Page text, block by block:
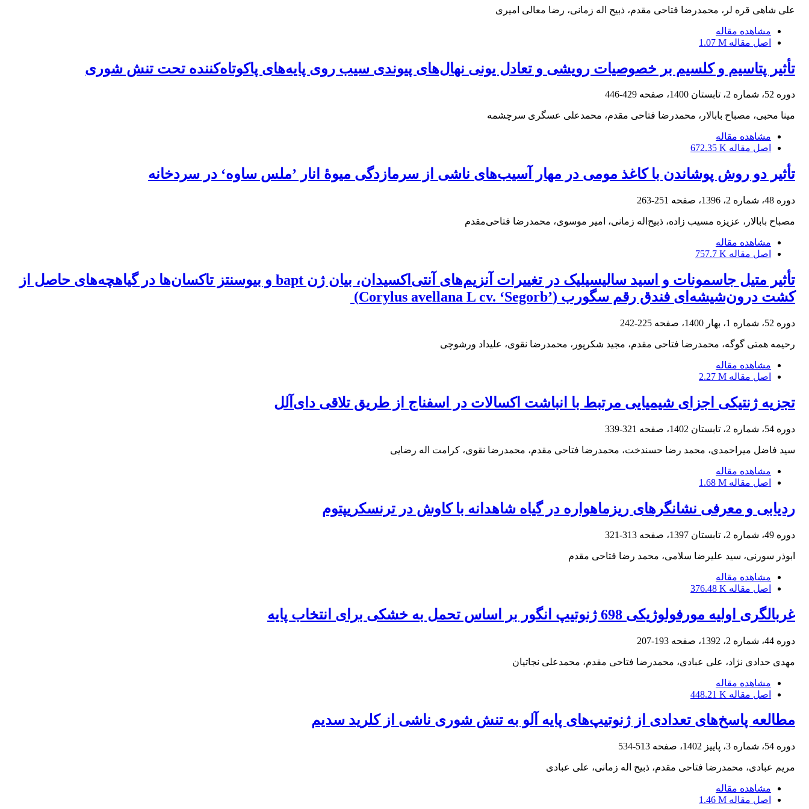
علی شاهی قره لر، محمدرضا فتاحی مقدم، ذبیح اله زمانی، رضا معالی امیری
مشاهده مقاله
اصل مقاله 1.07 M
تأثیر پتاسیم و کلسیم بر خصوصیات رویشی و تعادل یونی نهال‌های‌ پیوندی سیب روی پایه‌های ‏پاکوتاه‌کننده تحت تنش شوری
دوره 52، شماره 2، تابستان 1400، صفحه 429-446
مینا محبی، مصباح بابالار، محمدرضا فتاحی مقدم، محمدعلی عسگری سرچشمه
مشاهده مقاله
اصل مقاله 672.35 K
تأثیر دو روش پوشاندن با کاغذ مومی در مهار آسیب‌های ناشی از سرمازدگی میوۀ انار ’ملس ساوه‘ در سردخانه
دوره 48، شماره 2، 1396، صفحه 251-263
مصباح بابالار، عزیزه مسیب زاده، ذبیح‌اله زمانی، امیر موسوی، محمدرضا فتاحی‌مقدم
مشاهده مقاله
اصل مقاله 757.7 K
تأثیر متیل جاسمونات و اسید سالیسیلیک در تغییرات آنزیم‌های آنتی‌اکسیدان، بیان ژن ‏bapt‏ و بیوسنتز ‏تاکسان‌ها در گیاهچه‌های حاصل از
کشت درون‌شیشه‌ای فندق رقم سگورب ‏‏(‏Corylus avellana L cv. ‘Segorb’‎‏) ‏
دوره 52، شماره 1، بهار 1400، صفحه 225-242
رحیمه همتی گوگه، محمدرضا فتاحی مقدم، مجید شکرپور، محمدرضا نقوی، علیداد ورشوچی
مشاهده مقاله
اصل مقاله 2.27 M
تجزیه ژنتیکی اجزای شیمیایی مرتبط با انباشت اکسالات در اسفناج از طریق تلاقی‌ دای‌آلل
دوره 54، شماره 2، تابستان 1402، صفحه 321-339
سید فاضل میراحمدی، محمد رضا حسندخت، محمدرضا فتاحی مقدم، محمدرضا نقوی، کرامت اله رضایی
مشاهده مقاله
اصل مقاله 1.68 M
ردیابی و معرفی نشانگرهای ریزماهواره در گیاه شاهدانه با کاوش در ترنسکریپتوم
دوره 49، شماره 2، تابستان 1397، صفحه 313-321
ابوذر سورنی، سید علیرضا سلامی، محمد رضا فتاحی مقدم
مشاهده مقاله
اصل مقاله 376.48 K
غربالگری اولیه مورفولوژیکی 698 ژنوتیپ انگور بر اساس تحمل به خشکی برای انتخاب پایه
دوره 44، شماره 2، 1392، صفحه 193-207
مهدی حدادی نژاد، علی عبادی، محمدرضا فتاحی مقدم، محمدعلی نجاتیان
مشاهده مقاله
اصل مقاله 448.21 K
مطالعه پاسخ‌های تعدادی از ژنوتیپ‌های پایه آلو به تنش شوری ناشی از کلرید سدیم
دوره 54، شماره 3، پاییز 1402، صفحه 513-534
مریم عبادی، محمدرضا فتاحی مقدم، ذبیح اله زمانی، علی عبادی
مشاهده مقاله
اصل مقاله 1.46 M